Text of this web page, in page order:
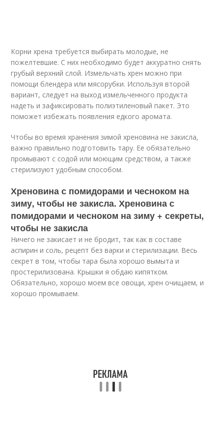
Корни хрена требуется выбирать молодые, не
пожелтевшие. С них необходимо будет аккуратно снять
грубый верхний слой. Измельчать хрен можно при
помощи блендера или мясорубки. Используя второй
вариант, следует на выход измельченного продукта
надеть и зафиксировать полиэтиленовый пакет. Это
поможет избежать появления едкого аромата.
Чтобы во время хранения зимой хреновина не закисла,
важно правильно подготовить тару. Ее обязательно
промывают с содой или моющим средством, а также
стерилизуют удобным способом.
Хреновина с помидорами и чесноком на
зиму, чтобы не закисла. Хреновина с
помидорами и чесноком на зиму + секреты,
чтобы не закисла
Ничего не закисает и не бродит, так как в составе
аспирин и соль, рецепт без варки и стерилизации. Весь
секрет в том, чтобы тара была хорошо вымыта и
простерилизована. Крышки я обдаю кипятком.
Обязательно, хорошо моем все овощи, хрен очищаем, и
хорошо промываем.